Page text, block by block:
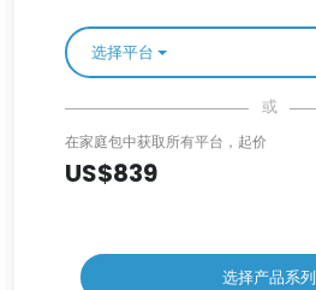
选择平台
或
在家庭包中获取所有平台，起价
US$839
选择产品系列